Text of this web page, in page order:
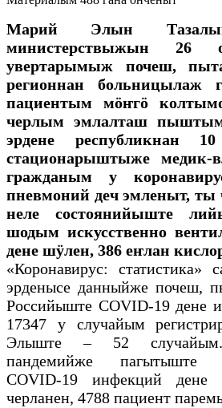
Марий Элын
министерствыжын 26
увертарымыж почеш,
регионнан больницылаж
пациентым мӧҥгӧ
черлым эмлалташ
эрдене республикнан
стационарыштыже медик-
гражданым у
пневмоний деч эмленыт, ты
неле состоянийыште
шодым искусственно
дене шӱлен, 386 еҥлан
«Коронавирус: статистика»
эрденысе данныйже почеш,
Российыште COVID-19 дене
17347 у случайым
Элыште – 52 случайым.
пандемийже пагытыште
COVID-19 инфекций
черланен, 4788 пациент